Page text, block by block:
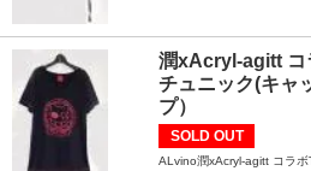
潤xAcryl-agitt コ
チュニック(キャ
プ）
SOLD OUT
ALvino潤xAcryl-agitt コラボ